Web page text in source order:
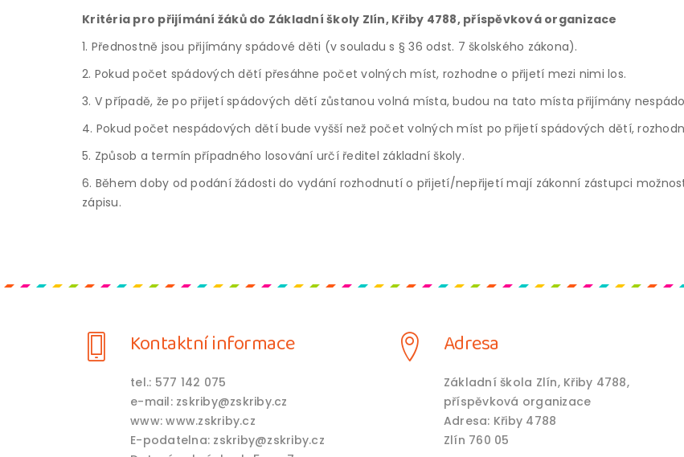
Kritéria pro přijímání žáků do Základní školy Zlín, Křiby 4788, příspěvková organizace
1. Přednostně jsou přijímány spádové děti (v souladu s § 36 odst. 7 školského zákona).
2. Pokud počet spádových dětí přesáhne počet volných míst, rozhodne o přijetí mezi nimi los.
3. V případě, že po přijetí spádových dětí zůstanou volná místa, budou na tato místa přijímány
4. Pokud počet nespádových dětí bude vyšší než počet volných míst po přijetí spádových dětí,
5. Způsob a termín případného losování určí ředitel základní školy.
6. Během doby od podání žádosti do vydání rozhodnutí o přijetí/nepřijetí mají zákonní zástupci
zápisu.
Kontaktní informace
tel.: 577 142 075
e-mail: zskriby@zskriby.cz
www: www.zskriby.cz
E-podatelna: zskriby@zskriby.cz
Adresa
Základní škola Zlín, Křiby 4788,
příspěvková organizace
Adresa: Křiby 4788
Zlín 760 05